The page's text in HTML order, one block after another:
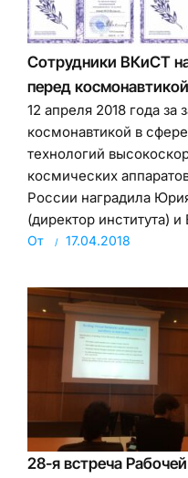
Сотрудники ВКиСТ
перед космонавтикой
12 апреля 2018 года за
космонавтикой в
технологий
космических
России наградила
(директор института) и
От 17.04.2018
28-я встреча